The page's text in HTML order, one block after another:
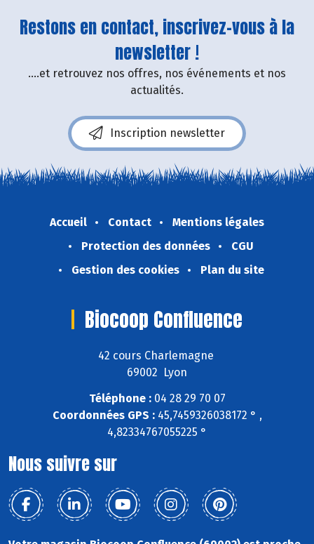
Restons en contact, inscrivez-vous à la
newsletter !
....et retrouvez nos offres, nos événements et nos
actualités.
Inscription newsletter
Accueil Contact
Mentions légales
Protection des données
CGU
Gestion des cookies
Plan du site
Biocoop Confluence
42 cours Charlemagne
69002 Lyon
Téléphone :04 28 29 70 07
Coordonnées GPS :45,7459326038172 ° ,
4,82334767055225 °
Nous suivre sur